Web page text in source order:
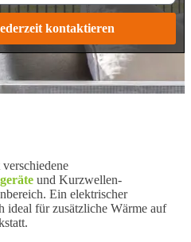
kontaktieren
verschiedene
und Kurzwellen-
Ein elektrischer
ideal für zusätzliche Wärme auf